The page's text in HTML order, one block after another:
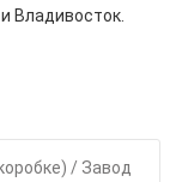
Владивосток.
/ Завод